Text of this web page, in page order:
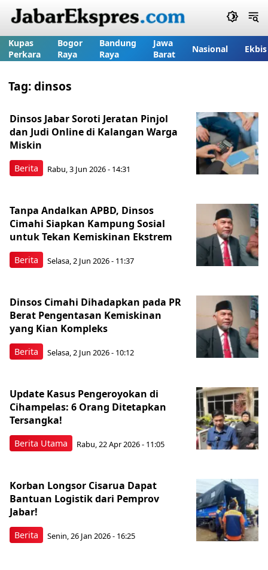
Kupas
Perkara
Bogor
Raya
Bandung
Raya
Jawa
Barat
Nasional Ekbis
Tag:dinsos
Berita
Dinsos Jabar Soroti Jeratan Pinjol
dan Judi Online di Kalangan Warga
Miskin
Rabu, 3 Jun 2026 - 14:31
Berita
Tanpa Andalkan APBD, Dinsos
Cimahi Siapkan Kampung Sosial
untuk Tekan Kemiskinan Ekstrem
Selasa, 2 Jun 2026 - 11:37
Berita
Dinsos Cimahi Dihadapkan pada PR
Berat Pengentasan Kemiskinan
yang Kian Kompleks
Selasa, 2 Jun 2026 - 10:12
Berita Utama
Update Kasus Pengeroyokan di
Cihampelas: 6 Orang Ditetapkan
Tersangka!‎
Rabu, 22 Apr 2026 - 11:05
Berita
Korban Longsor Cisarua Dapat
Bantuan Logistik dari Pemprov
Jabar!
Senin, 26 Jan 2026 - 16:25